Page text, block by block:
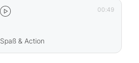
00:49
Spaß & Action